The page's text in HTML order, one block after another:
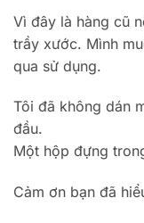
Vì đây là hàng cũ
trầy xước. Mình
qua sử dụng.
Tôi đã không dán
đầu.
Một hộp đựng
Cảm ơn bạn đã